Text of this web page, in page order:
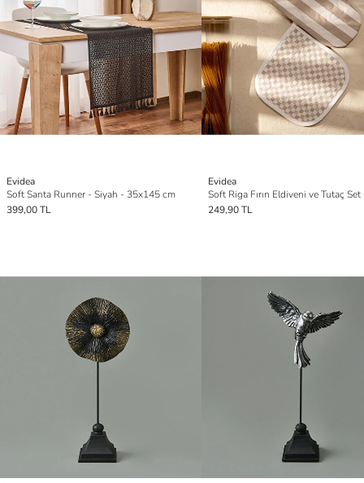
Evidea
Soft Santa Runner - Siyah - 35x145 cm
399,00 TL
Evidea
249,90 TL